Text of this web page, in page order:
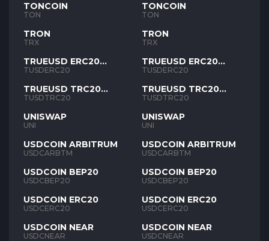
TONCOIN
TON
TRON
TRX
TRUEUSD ERC20
TUSD
TUSDERC20
TRUEUSD TRC20
TUSD
TUSDTRC20
UNISWAP
UNI
USDCOIN ARBITRUM
USDCARBTM
USDCOIN BEP20
USDCBEP20
USDCOIN ERC20
USDCERC20
USDCOIN NEAR
USDCNEAR
TONCOIN
TON
TRON
TRX
TRUEUSD ERC20
TUSD
TUSDERC20
TRUEUSD TRC20
TUSD
TUSDTRC20
UNISWAP
UNI
USDCOIN ARBITRUM
USDCARBTM
USDCOIN BEP20
USDCBEP20
USDCOIN ERC20
USDCERC20
USDCOIN NEAR
USDCNEAR